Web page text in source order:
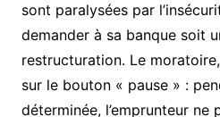
sont paralysées par
demander à sa banque soit
restructuration. Le
sur le bouton « pause » :
déterminée, l’emprunteur ne